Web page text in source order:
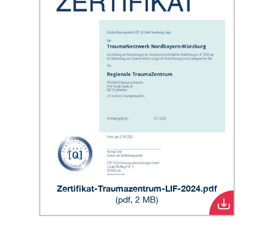
Zertifikat-Traumazentrum-LIF-2024.pdf
(pdf, 2 MB)